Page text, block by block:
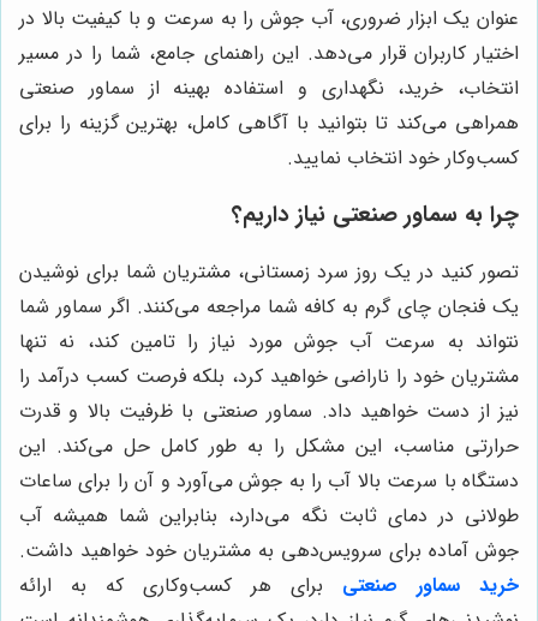
عنوان یک ابزار ضروری، آب جوش را به سرعت و با کیفیت بالا در
اختیار کاربران قرار می‌دهد. این راهنمای جامع، شما را در مسیر
انتخاب، خرید، نگهداری و استفاده بهینه از سماور صنعتی
همراهی می‌کند تا بتوانید با آگاهی کامل، بهترین گزینه را برای
کسب‌وکار خود انتخاب نمایید.
چرا به سماور صنعتی نیاز داریم؟
تصور کنید در یک روز سرد زمستانی، مشتریان شما برای نوشیدن
یک فنجان چای گرم به کافه شما مراجعه می‌کنند. اگر سماور شما
نتواند به سرعت آب جوش مورد نیاز را تامین کند، نه تنها
مشتریان خود را ناراضی خواهید کرد، بلکه فرصت کسب درآمد را
نیز از دست خواهید داد. سماور صنعتی با ظرفیت بالا و قدرت
حرارتی مناسب، این مشکل را به طور کامل حل می‌کند. این
دستگاه با سرعت بالا آب را به جوش می‌آورد و آن را برای ساعات
طولانی در دمای ثابت نگه می‌دارد، بنابراین شما همیشه آب
جوش آماده برای سرویس‌دهی به مشتریان خود خواهید داشت.
خرید سماور صنعتی برای هر کسب‌وکاری که به ارائه